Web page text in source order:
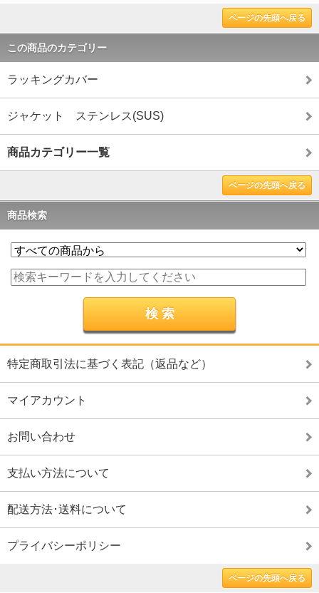
ページの先頭へ戻る
この商品のカテゴリー
ラッキングカバー
ジャケット ステンレス(SUS)
商品カテゴリー一覧
ページの先頭へ戻る
商品検索
特定商取引法に基づく表記（返品など）
マイアカウント
お問い合わせ
支払い方法について
配送方法･送料について
プライバシーポリシー
ページの先頭へ戻る